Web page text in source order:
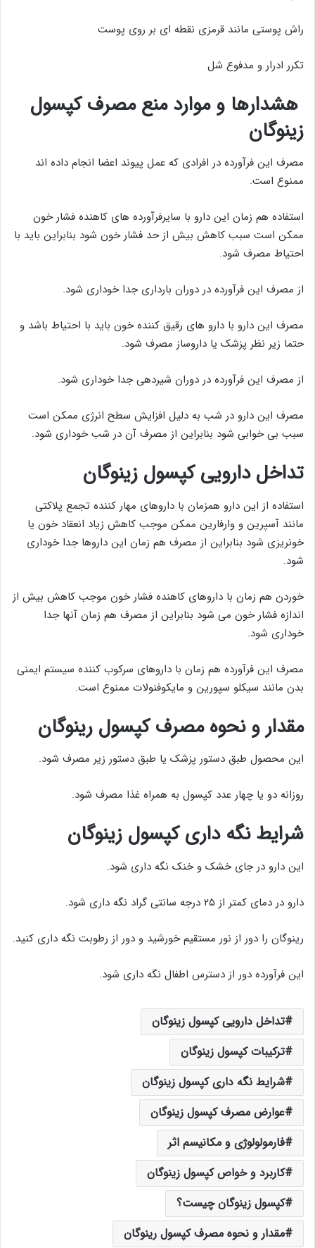
راش پوستی مانند قرمزی نقطه ای بر روی پوست
تکرر ادرار و مدفوع شل
هشدارها و موارد منع مصرف کپسول
زینوگان
مصرف این فرآورده در افرادی که عمل پیوند اعضا انجام داده اند
ممنوع است.
استفاده هم زمان این دارو با سایرفرآورده های کاهنده فشار خون
ممکن است سبب کاهش بیش از حد فشار خون شود بنابراین باید با
احتیاط مصرف شود.
از مصرف این فرآورده در دوران بارداری جدا خوداری شود.
مصرف این دارو با دارو های رقیق کننده خون باید با احتیاط باشد و
حتما زیر نظر پزشک یا داروساز مصرف شود.
از مصرف این فرآورده در دوران شیردهی جدا خوداری شود.
مصرف این دارو در شب به دلیل افزایش سطح انرژی ممکن است
سبب بی خوابی شود بنابراین از مصرف آن در شب خوداری شود.
تداخل دارویی کپسول زینوگان
استفاده از این دارو همزمان با داروهای مهار کننده تجمع پلاکتی
مانند آسپرین و وارفارین ممکن موجب کاهش زیاد انعقاد خون یا
خونریزی شود بنابراین از مصرف هم زمان این داروها جدا خوداری
شود.
خوردن هم زمان با داروهای کاهنده فشار خون موجب کاهش بیش از
اندازه فشار خون می شود بنابراین از مصرف هم زمان آنها جدا
خوداری شود.
مصرف این فرآورده هم زمان با داروهای سرکوب کننده سیستم ایمنی
بدن مانند سیکلو سپورین و مایکوفنولات ممنوع است.
مقدار و نحوه مصرف کپسول رینوگان
این محصول طبق دستور پزشک یا طبق دستور زیر مصرف شود.
روزانه دو یا چهار عدد کپسول به همراه غذا مصرف شود.
شرایط نگه داری کپسول زینوگان
این دارو در جای خشک و خنک نگه داری شود.
دارو در دمای کمتر از ۲۵ درجه سانتی گراد نگه داری شود.
رینوگان را دور از نور مستقیم خورشید و دور از رطوبت نگه داری کنید.
این فرآورده دور از دسترس اطفال نگه داری شود.
تداخل دارویی کپسول زینوگان
ترکیبات کپسول زینوگان
شرایط نگه داری کپسول زینوگان
عوارض مصرف کپسول زینوگان
فارمولولوژی و مکانیسم اثر
کاربرد و خواص کپسول زینوگان
کپسول زینوگان چیست؟
مقدار و نحوه مصرف کپسول رینوگان